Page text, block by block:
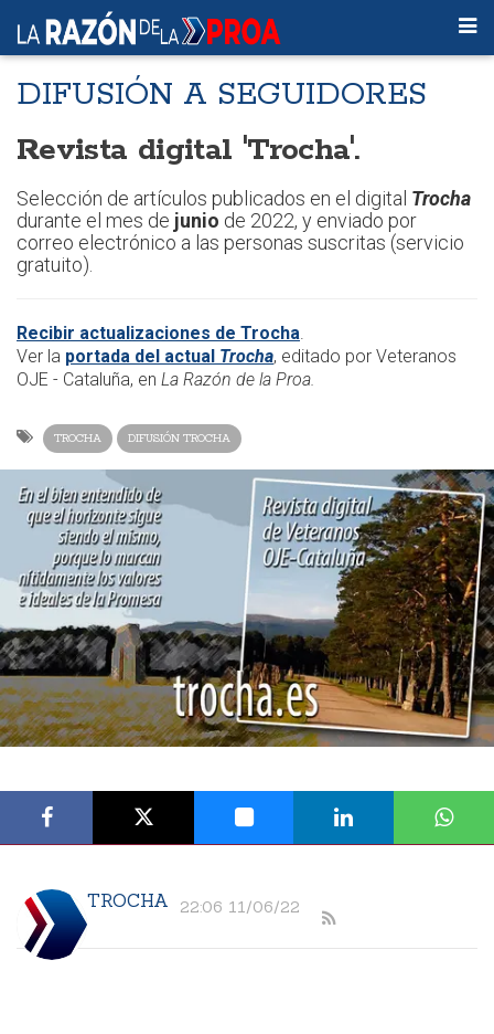
DIFUSIÓN A SEGUIDORES
Revista digital 'Trocha'.
Selección de artículos publicados en el digital Trocha
durante el mes de junio de 2022, y enviado por
correo electrónico a las personas suscritas (servicio
gratuito).
Recibir actualizaciones de Trocha.
Ver la portada del actual Trocha, editado por Veteranos
OJE - Cataluña, en La Razón de la Proa.
TROCHA DIFUSIÓN TROCHA
TROCHA 22:06 11/06/22